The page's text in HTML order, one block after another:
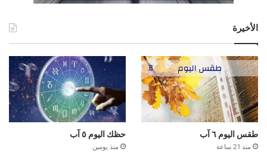
الأخيرة
طقس اليوم ٦ آب
منذ 21 ساعة
حظك اليوم ٥ آب
منذ يومين